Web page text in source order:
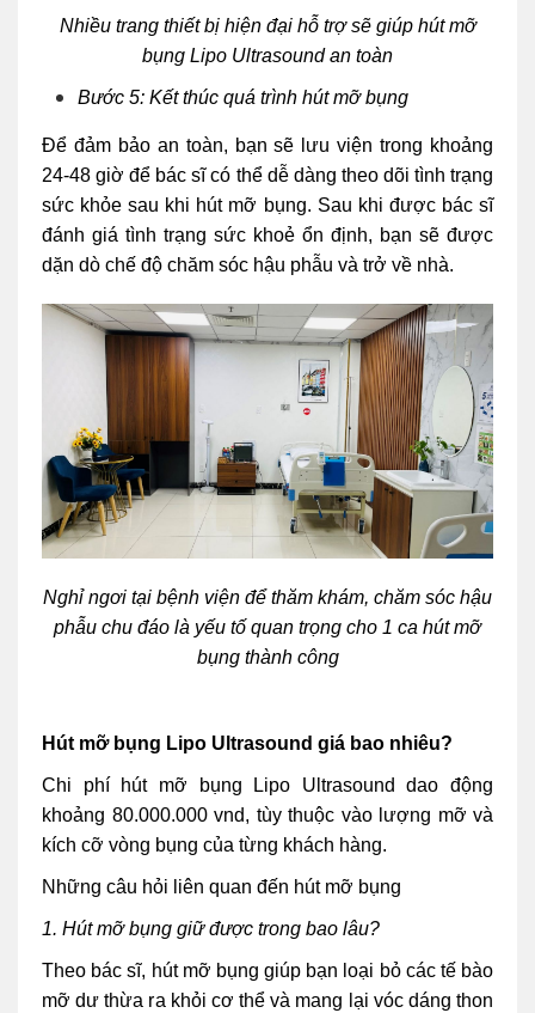
Nhiều trang thiết bị hiện đại hỗ trợ sẽ giúp hút mỡ
bụng Lipo Ultrasound an toàn
Bước 5: Kết thúc quá trình hút mỡ bụng
Để đảm bảo an toàn, bạn sẽ lưu viện trong khoảng
24-48 giờ để bác sĩ có thể dễ dàng theo dõi tình trạng
sức khỏe sau khi hút mỡ bụng. Sau khi được bác sĩ
đánh giá tình trạng sức khoẻ ổn định, bạn sẽ được
dặn dò chế độ chăm sóc hậu phẫu và trở về nhà.
Nghỉ ngơi tại bệnh viện để thăm khám, chăm sóc hậu
phẫu chu đáo là yếu tố quan trọng cho 1 ca hút mỡ
bụng thành công
Hút mỡ bụng Lipo Ultrasound giá bao nhiêu?
Chi phí hút mỡ bụng Lipo Ultrasound dao động
khoảng 80.000.000 vnd, tùy thuộc vào lượng mỡ và
kích cỡ vòng bụng của từng khách hàng.
Những câu hỏi liên quan đến hút mỡ bụng
1. Hút mỡ bụng giữ được trong bao lâu?
Theo bác sĩ, hút mỡ bụng giúp bạn loại bỏ các tế bào
mỡ dư thừa ra khỏi cơ thể và mang lại vóc dáng thon